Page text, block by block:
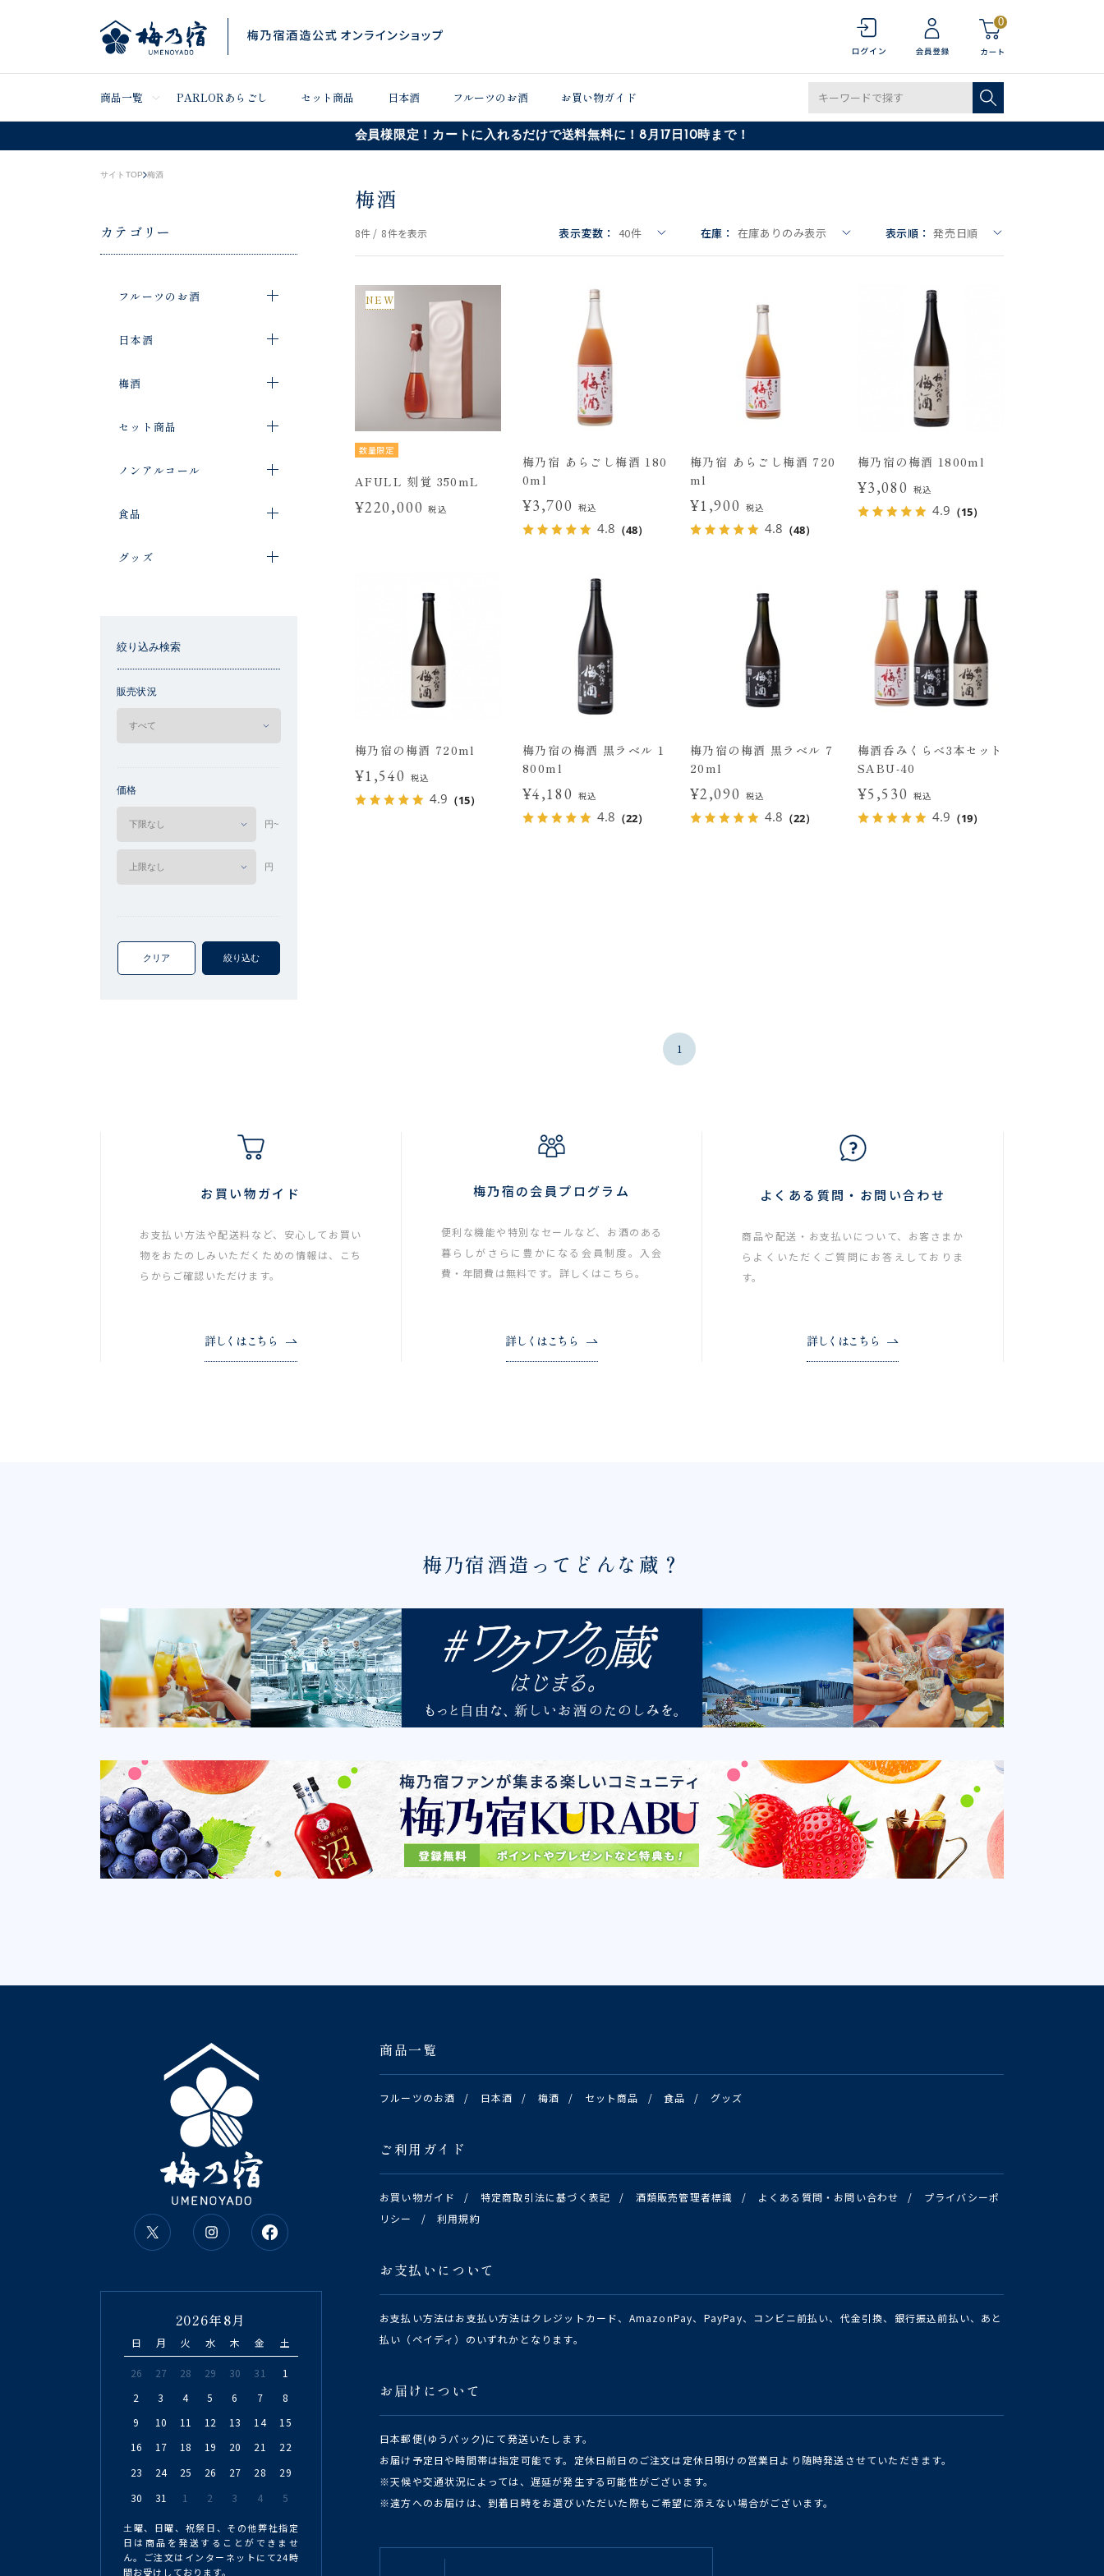
0
商品一覧 PARLORあらごし セット商品 日本酒 フルーツのお酒 お買い物ガイド
会員様限定！カートに入れるだけで送料無料に！8月17日10時まで！
サイトTOP 梅酒
カテゴリー
フルーツのお酒
日本酒
梅酒
セット商品
ノンアルコール
食品
グッズ
絞り込み検索
販売状況
価格
円~
円
クリア 絞り込む
梅酒
8件 / 8件を表示 表示変数： 40件 在庫： 在庫ありのみ表示 表示順： 発売日順
NEW
数量限定
AFULL 刻覚 350mL
¥220,000税込
梅乃宿 あらごし梅酒 180
0ml
¥3,700 税込
4.8 （48）
梅乃宿 あらごし梅酒 720
ml
¥1,900 税込
4.8 （48）
梅乃宿の梅酒 1800ml
¥3,080 税込
4.9 （15）
梅乃宿の梅酒 720ml
¥1,540 税込
4.9 （15）
梅乃宿の梅酒 黒ラベル 1
800ml
¥4,180 税込
4.8 （22）
梅乃宿の梅酒 黒ラベル 7
20ml
¥2,090 税込
4.8 （22）
梅酒呑みくらべ3本セット
SABU-40
¥5,530 税込
4.9 （19）
1
お買い物ガイド
お支払い方法や配送料など、安心してお買い
物をおたのしみいただくための情報は、こち
らからご確認いただけます。
詳しくはこちら
梅乃宿の会員プログラム
便利な機能や特別なセールなど、お酒のある
暮らしがさらに豊かになる会員制度。入会
費・年間費は無料です。詳しくはこちら。
詳しくはこちら
よくある質問・お問い合わせ
商品や配送・お支払いについて、お客さまか
らよくいただくご質問にお答えしておりま
す。
詳しくはこちら
梅乃宿酒造ってどんな蔵？
商品一覧
フルーツのお酒 / 日本酒 / 梅酒 / セット商品 / 食品 / グッズ
ご利用ガイド
お買い物ガイド / 特定商取引法に基づく表記 / 酒類販売管理者標識 / よくある質問・お問い合わせ /
プライバシーポ
リシー
/ 利用規約
お支払いについて
お支払い方法はお支払い方法はクレジットカード、AmazonPay、PayPay、コンビニ前払い、代金引換、銀行振込前払い、あと
払い（ペイディ）のいずれかとなります。
お届けについて
日本郵便(ゆうパック)にて発送いたします。
お届け予定日や時間帯は指定可能です。定休日前日のご注文は定休日明けの営業日より随時発送させていただきます。
※天候や交通状況によっては、遅延が発生する可能性がございます。
※遠方へのお届けは、到着日時をお選びいただいた際もご希望に添えない場合がございます。
2026年8月
日 月 火 水 木 金 土
26 27 28 29 30 31
1
2
3 4 5 6 7
8
9
10 11 12 13 14
15
16
17 18 19 20 21
22
23
24 25 26 27 28
29
30
31 1 2 3 4 5
土曜、日曜、祝祭日、その他弊社指定
日は商品を発送することができませ
ん。ご注文はインターネットにて24時
間お受けしております。